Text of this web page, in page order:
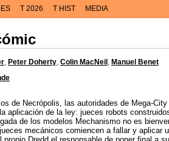
T 2026 T HIST MEDIA
, Peter Doherty, Colin MacNeil , Manuel Benet
de Necrópolis, las autoridades de Mega-
aplicación de la ley: jueces robots
de los modelos Mechanismo no es
mecánicos comiencen a fallar y aplicar